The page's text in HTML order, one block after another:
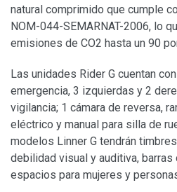
natural comprimido que cumple
NOM-044-SEMARNAT-2006, lo
emisiones de CO2 hasta un 90
Las unidades Rider G cuentan
emergencia, 3 izquierdas y 2
vigilancia; 1 cámara de reversa,
eléctrico y manual para silla de
modelos Linner G tendrán
debilidad visual y auditiva, barras
espacios para mujeres y